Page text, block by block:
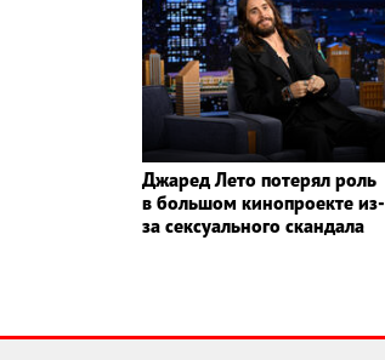
Джаред Лето потерял роль
в большом кинопроекте из-
за сексуального скандала